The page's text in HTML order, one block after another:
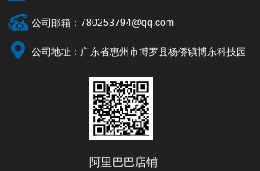
公司邮箱：780253794@qq.com
公司地址：广东省惠州市博罗县杨侨镇博东科技园
阿里巴巴店铺